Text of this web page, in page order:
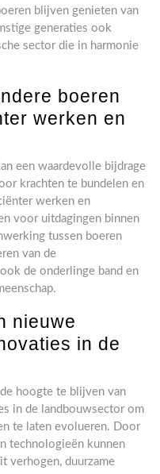
blijven genieten van
generaties ook
sector die in harmonie
boeren
werken en
een waardevolle bijdrage
krachten te bundelen en
werken en
voor uitdagingen binnen
tussen boeren
van de
de onderlinge band en
nieuwe
in de
hoogte te blijven van
in de landbouwsector om
te laten evolueren. Door
technologieën kunnen
verhogen, duurzame